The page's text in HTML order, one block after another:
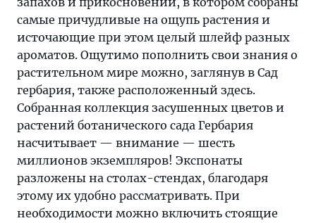
самые причудливые на ощупь растения и
источающие при этом целый шлейф разных
ароматов. Ощутимо пополнить свои знания о
растительном мире можно, заглянув в Сад
гербария, также расположенный здесь.
Собранная коллекция засушенных цветов и
растений ботанического сада Гербария
насчитывает — внимание — шесть
миллионов экземпляров! Экспонаты
разложены на столах-стендах, благодаря
этому их удобно рассматривать. При
необходимости можно включить стоящие